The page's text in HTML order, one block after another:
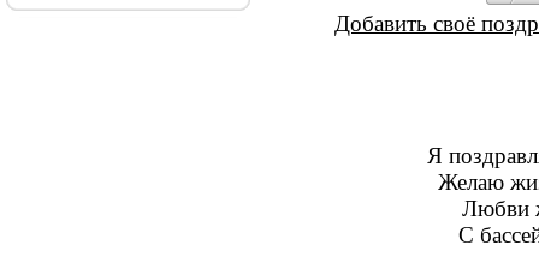
Добавить своё
Я
Желаю
Любви
С